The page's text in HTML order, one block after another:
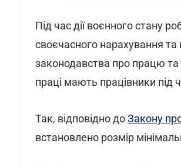
Під час дії воєнного стану
своєчасного нарахування та
законодавства про працю та
праці мають працівники під
Так, відповідно доЗакону
встановлено розмір